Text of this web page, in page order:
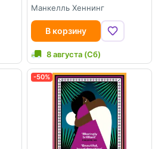
Манкелль Хеннинг
В корзину
8 августа (Сб)
-50%